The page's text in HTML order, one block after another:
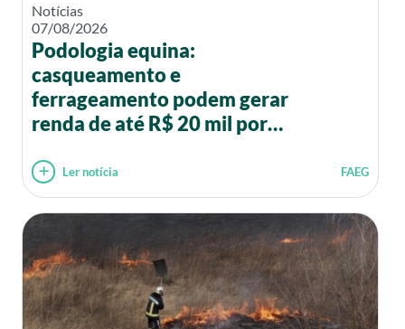
Notícias
07/08/2026
Podologia equina:
casqueamento e
ferrageamento podem gerar
renda de até R$ 20 mil por
Ler notícia FAEG